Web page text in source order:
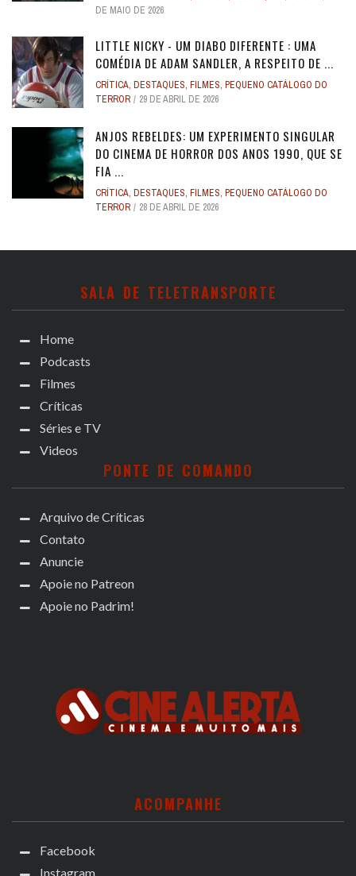
DE MAIO DE 2026
LITTLE NICKY - UM DIABO DIFERENTE : UMA
COMÉDIA DE ADAM SANDLER, A RESPEITO DE ...
CRÍTICA, DESTAQUES, FILMES, PEQUENO CATÁLOGO DO
TERROR
29 DE ABRIL DE 2026
ANJOS REBELDES: UM EXPERIMENTO SINGULAR
DO CINEMA DE HORROR DOS ANOS 1990, QUE SE
FIA ...
CRÍTICA, DESTAQUES, FILMES, PEQUENO CATÁLOGO DO
TERROR
28 DE ABRIL DE 2026
SALA DE TELETRANSPORTE
Home
Podcasts
Filmes
Críticas
Séries e TV
Videos
PONTE DE COMANDO
Arquivo de Críticas
Contato
Anuncie
Apoie no Patreon
Apoie no Padrim!
ACOMPANHE
Facebook
Instagram